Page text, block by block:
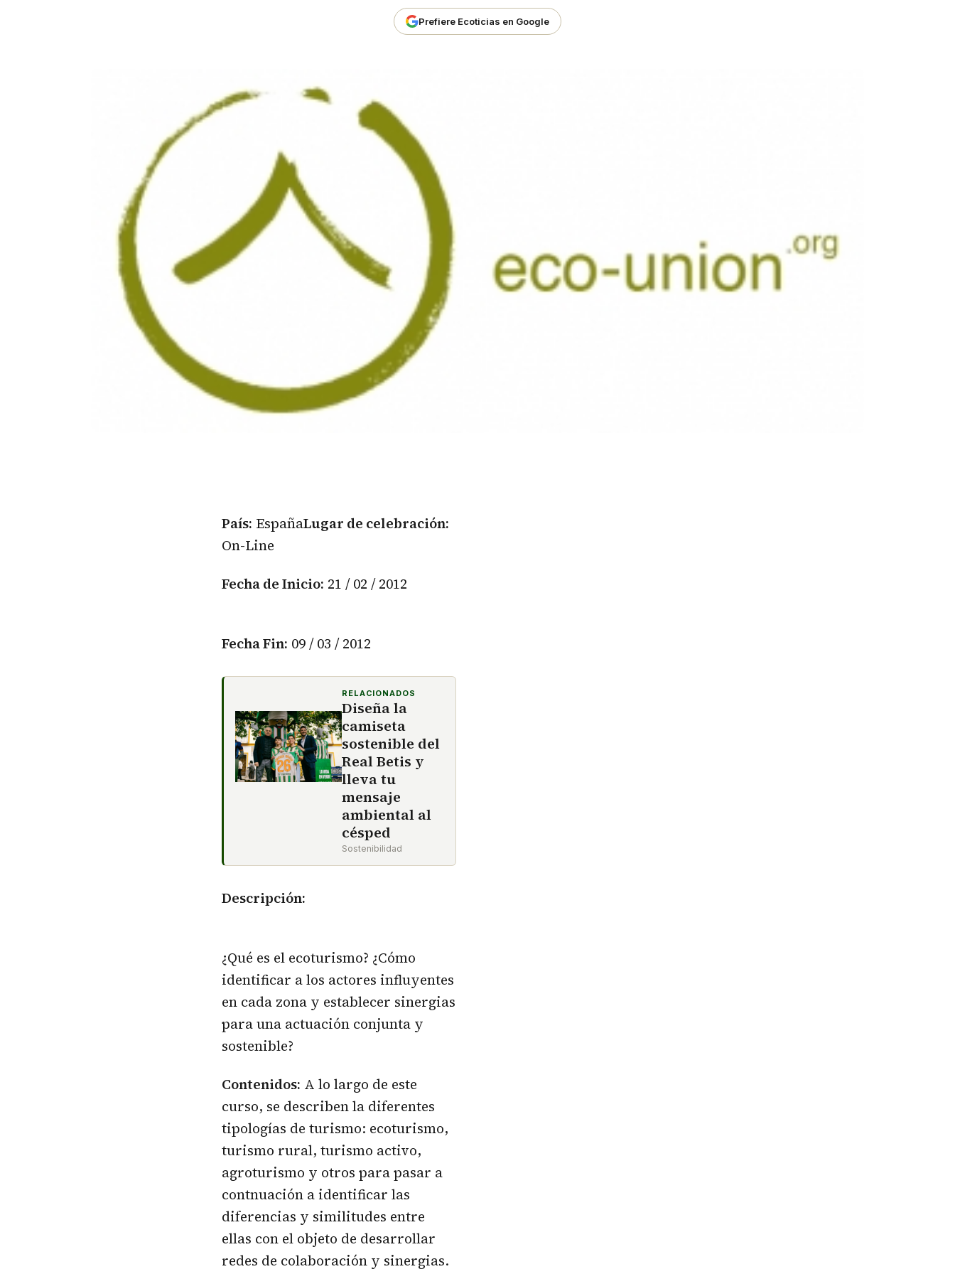
Prefiere Ecoticias en Google
País: EspañaLugar de celebración:
On-Line
Fecha de Inicio: 21 / 02 / 2012
Fecha Fin: 09 / 03 / 2012
RELACIONADOS
Diseña la
camiseta
sostenible del
Real Betis y
lleva tu
mensaje
ambiental al
césped
Sostenibilidad
Descripción:
¿Qué es el ecoturismo? ¿Cómo
identificar a los actores influyentes
en cada zona y establecer sinergias
para una actuación conjunta y
sostenible?
Contenidos: A lo largo de este
curso, se describen la diferentes
tipologías de turismo: ecoturismo,
turismo rural, turismo activo,
agroturismo y otros para pasar a
contnuación a identificar las
diferencias y similitudes entre
ellas con el objeto de desarrollar
redes de colaboración y sinergias.